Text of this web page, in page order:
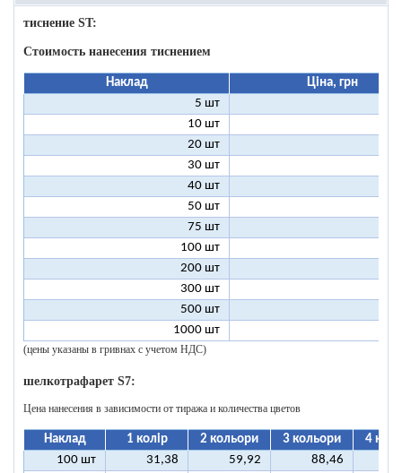
тиснение ST:
Стоимость нанесения тиснением
Наклад
Ціна, грн
5 шт
10 шт
20 шт
30 шт
40 шт
50 шт
75 шт
100 шт
200 шт
300 шт
500 шт
1000 шт
(цены указаны в гривнах с учетом НДС)
шелкотрафарет S7:
Цена нанесения в зависимости от тиража и количества цветов
Наклад 1 колір 2 кольори 3 кольори
4
100 шт
31,38 59,92 88,46